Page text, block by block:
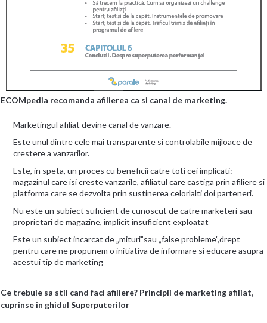
ECOMpedia recomanda afilierea ca si canal de marketing.
Marketingul afiliat devine canal de vanzare.
Este unul dintre cele mai transparente si controlabile mijloace de
crestere a vanzarilor.
Este, in speta, un proces cu beneficii catre toti cei implicati:
magazinul care isi creste vanzarile, afiliatul care castiga prin afiliere si
platforma care se dezvolta prin sustinerea celorlalti doi parteneri.
Nu este un subiect suficient de cunoscut de catre marketeri sau
proprietari de magazine, implicit insuficient exploatat
Este un subiect incarcat de „mituri”sau „false probleme”,drept
pentru care ne propunem o initiativa de informare si educare asupra
acestui tip de marketing
​Ce trebuie sa stii cand faci afiliere? Principii de marketing afiliat,
cuprinse in ghidul Superputerilor